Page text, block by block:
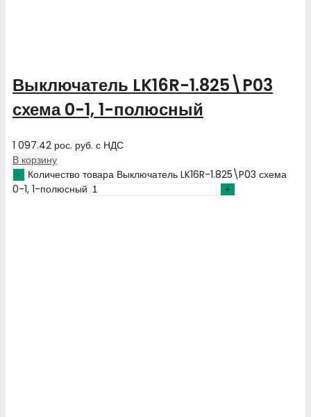
Выключатель LK16R-1.825\P03
схема 0-1, 1-полюсный
1 097.42 рос. руб. с НДС
В корзину
Количество товара Выключатель LK16R-1.825\P03 схема
0-1, 1-полюсный